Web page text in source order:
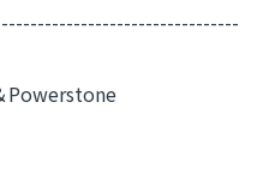
Powerstone